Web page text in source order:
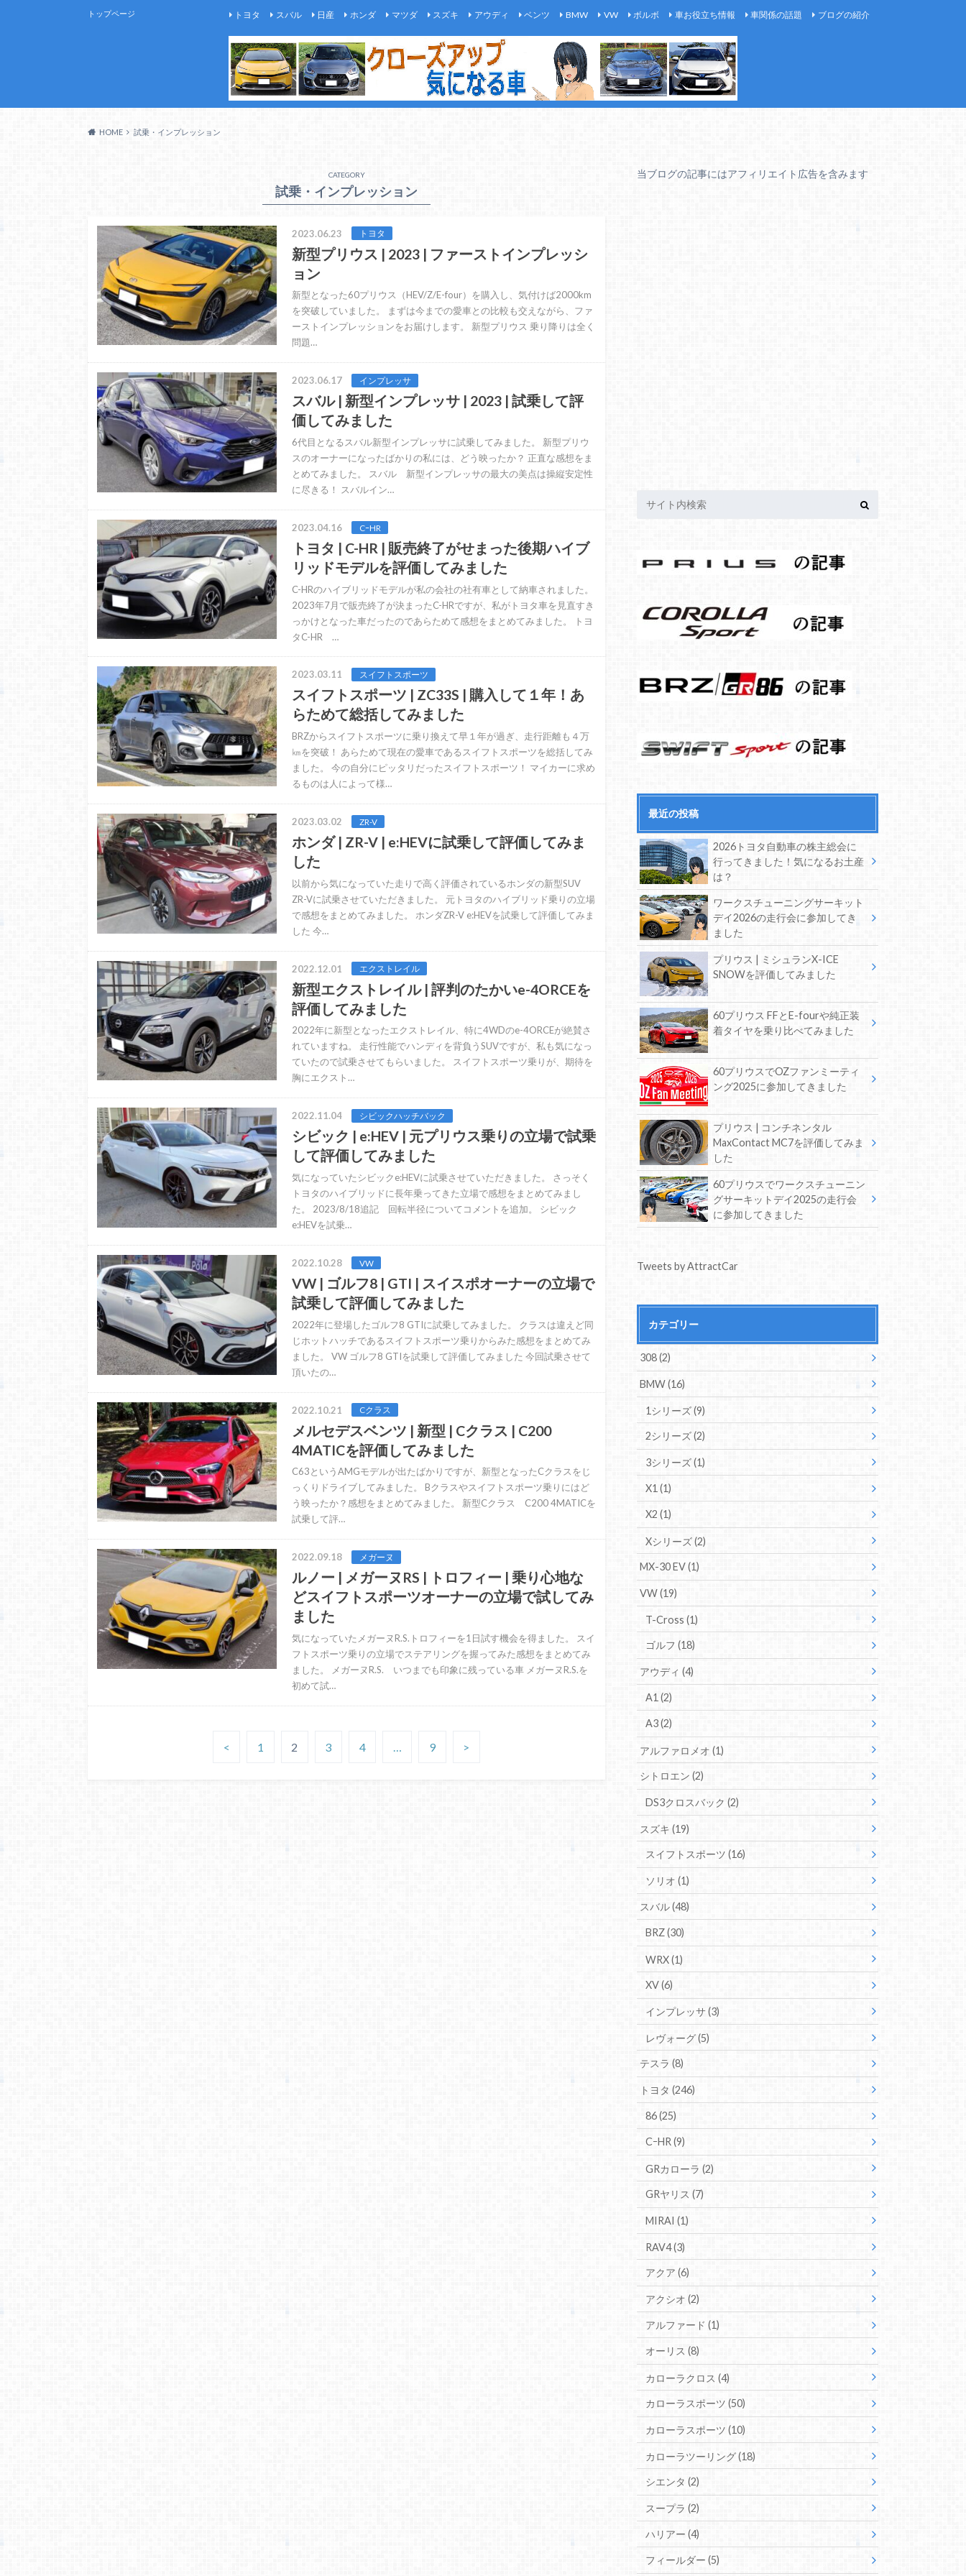
トップページ トヨタ スバル 日産 ホンダ マツダ スズキ アウディ ベンツ BMW VW ボルボ 車お役立ち情報 車関係の話題 ブログの紹介
HOME 試乗・インプレッション
CATEGORY
試乗・インプレッション
2023.06.23 トヨタ
新型プリウス | 2023 | ファーストインプレッシ
ョン
新型となった60プリウス（HEV/Z/E-four）を購入し、気付けば2000km
を突破していました。 まずは今までの愛車との比較も交えながら、ファ
ーストインプレッションをお届けします。 新型プリウス 乗り降りは全く
問題…
2023.06.17 インプレッサ
スバル | 新型インプレッサ | 2023 | 試乗して評
価してみました
6代目となるスバル新型インプレッサに試乗してみました。 新型プリウ
スのオーナーになったばかりの私には、どう映ったか？ 正直な感想をま
とめてみました。 スバル 新型インプレッサの最大の美点は操縦安定性
に尽きる！ スバルイン…
2023.04.16 CｰHR
トヨタ | C-HR | 販売終了がせまった後期ハイブ
リッドモデルを評価してみました
C-HRのハイブリッドモデルが私の会社の社有車として納車されました。
2023年7月で販売終了が決まったC-HRですが、私がトヨタ車を見直すき
っかけとなった車だったのであらためて感想をまとめてみました。 トヨ
タC-HR …
2023.03.11 スイフトスポーツ
スイフトスポーツ | ZC33S | 購入して１年！あ
らためて総括してみました
BRZからスイフトスポーツに乗り換えて早１年が過ぎ、走行距離も４万
㎞を突破！ あらためて現在の愛車であるスイフトスポーツを総括してみ
ました。 今の自分にピッタリだったスイフトスポーツ！ マイカーに求め
るものは人によって様…
2023.03.02 ZR-V
ホンダ | ZR-V | e:HEVに試乗して評価してみま
した
以前から気になっていた走りで高く評価されているホンダの新型SUV
ZR-Vに試乗させていただきました。 元トヨタのハイブリッド乗りの立場
で感想をまとめてみました。 ホンダZR-V e:HEVを試乗して評価してみま
した 今…
2022.12.01 エクストレイル
新型エクストレイル | 評判のたかいe-4ORCEを
評価してみました
2022年に新型となったエクストレイル、特に4WDのe-4ORCEが絶賛さ
れていますね。 走行性能でハンディを背負うSUVですが、私も気になっ
ていたので試乗させてもらいました。 スイフトスポーツ乗りが、期待を
胸にエクスト…
2022.11.04 シビックハッチバック
シビック | e:HEV | 元プリウス乗りの立場で試乗
して評価してみました
気になっていたシビックe:HEVに試乗させていただきました。 さっそく
トヨタのハイブリッドに長年乗ってきた立場で感想をまとめてみまし
た。 2023/8/18追記 回転半径についてコメントを追加。 シビック
e:HEVを試乗…
2022.10.28 VW
VW | ゴルフ8 | GTI | スイスポオーナーの立場で
試乗して評価してみました
2022年に登場したゴルフ8 GTIに試乗してみました。 クラスは違えど同
じホットハッチであるスイフトスポーツ乗りからみた感想をまとめてみ
ました。 VW ゴルフ8 GTIを試乗して評価してみました 今回試乗させて
頂いたの…
2022.10.21 Cクラス
メルセデスベンツ | 新型 | Cクラス | C200
4MATICを評価してみました
C63というAMGモデルが出たばかりですが、新型となったCクラスをじ
っくりドライブしてみました。 Bクラスやスイフトスポーツ乗りにはど
う映ったか？感想をまとめてみました。 新型Cクラス C200 4MATICを
試乗して評…
2022.09.18 メガーヌ
ルノー | メガーヌRS | トロフィー | 乗り心地な
どスイフトスポーツオーナーの立場で試してみ
ました
気になっていたメガーヌR.S.トロフィーを1日試す機会を得ました。 スイ
フトスポーツ乗りの立場でステアリングを握ってみた感想をまとめてみ
ました。 メガーヌR.S. いつまでも印象に残っている車 メガーヌR.S.を
初めて試…
< 1 2 3 4 9 >
当ブログの記事にはアフィリエイト広告を含みます
最近の投稿
2026トヨタ自動車の株主総会に
行ってきました！気になるお土産
は？
ワークスチューニングサーキット
デイ2026の走行会に参加してき
ました
プリウス | ミシュランX-ICE
SNOWを評価してみました
60プリウス FFとE-fourや純正装
着タイヤを乗り比べてみました
60プリウスでOZファンミーティ
ング2025に参加してきました
プリウス | コンチネンタル
MaxContact MC7を評価してみま
した
60プリウスでワークスチューニン
グサーキットデイ2025の走行会
に参加してきました
Tweets by AttractCar
カテゴリー
308(2)
BMW(16)
1シリーズ(9)
2シリーズ(2)
3シリーズ(1)
X1 (1)
X2 (1)
Xシリーズ(2)
MX-30 EV(1)
VW(19)
T-Cross (1)
ゴルフ (18)
アウディ(4)
A1 (2)
A3(2)
アルファロメオ(1)
シトロエン(2)
DS3クロスバック (2)
スズキ(19)
スイフトスポーツ (16)
ソリオ (1)
スバル(48)
BRZ(30)
WRX(1)
XV(6)
インプレッサ(3)
レヴォーグ(5)
テスラ(8)
トヨタ(246)
86(25)
CｰHR(9)
GRカローラ (2)
GRヤリス (7)
MIRAI (1)
RAV4(3)
アクア (6)
アクシオ (2)
アルファード (1)
オーリス (8)
カローラクロス (4)
カローラスポーツ (50)
カローラスポーツ (10)
カローラツーリング(18)
シエンタ (2)
スープラ (2)
ハリアー (4)
フィールダー (5)